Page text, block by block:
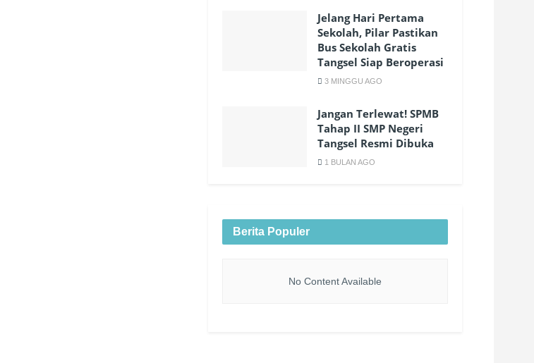
Jelang Hari Pertama
Sekolah, Pilar Pastikan
Bus Sekolah Gratis
Tangsel Siap Beroperasi
3 MINGGU AGO
Jangan Terlewat! SPMB
Tahap II SMP Negeri
Tangsel Resmi Dibuka
1 BULAN AGO
Berita Populer
No Content Available